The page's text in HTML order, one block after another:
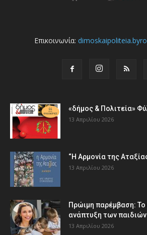
Επικοινωνία:
«δήμος & Πολιτεία»
13 Απριλίου 2026
“Η Αρμονία της
13 Απριλίου 2026
Πρώιμη παρέμβαση: Το
ανάπτυξη των
13 Απριλίου 2026